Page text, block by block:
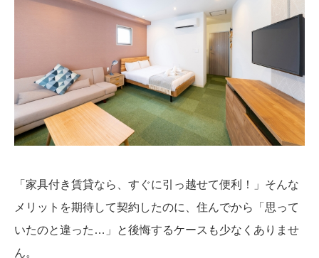
「家具付き賃貸なら、すぐに引っ越せて便利！」そんな
メリットを期待して契約したのに、住んでから「思って
いたのと違った…」と後悔するケースも少なくありませ
ん。